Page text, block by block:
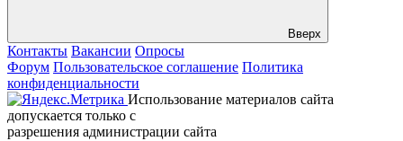
Вверх
Контакты Вакансии Опросы
Форум Пользовательское соглашение Политика
конфиденциальности
Использование материалов сайта
допускается только с
разрешения администрации сайта